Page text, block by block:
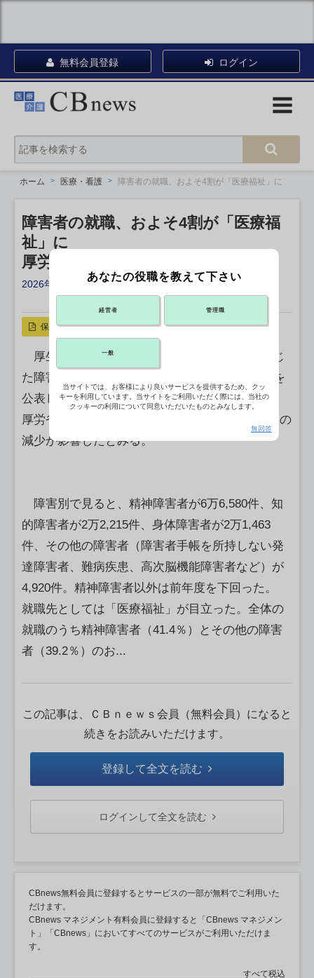
無料会員登録 ログイン
ホーム 医療・看護 障害者の就職、およそ4割が「医療福祉」に
障害者の就職、およそ4割が「医療福
祉」に
厚労省
2026年06月23日 13:49
リンクをコピー X ポスト
保存
厚生労働省は23日までに、ハローワークを通じ
た障害者の就職件数（2025年度）の取りまとめを
公表し、前年度比0.4％減の11万5,178件だった。
厚労省は、就労継続支援A型事業所への就職件数の
減少が影響したとみる。
障害別で見ると、精神障害者が6万6,580件、知
的障害者が2万2,215件、身体障害者が2万1,463
件、その他の障害者（障害者手帳を所持しない発
達障害者、難病疾患、高次脳機能障害者など）が
4,920件。精神障害者以外は前年度を下回った。
就職先としては「医療福祉」が目立った。全体の
就職のうち精神障害者（41.4％）とその他の障害
者（39.2％）のお...
この記事は、ＣＢｎｅｗｓ会員（無料会員）になると
続きをお読みいただけます。
登録して全文を読む
ログインして全文を読む
CBnews無料会員に登録するとサービスの一部が無料でご利用いた
だけます。
CBnews マネジメント有料会員に登録すると「CBnews マネジメン
ト」「CBnews」においてすべてのサービスがご利用いただけま
す。
すべて税込
あなたの役職を教えて下さい
経営者 管理職
一般
当サイトでは、お客様により良いサービスを提供するため、クッ
キーを利用しています。当サイトをご利用いただく際には、当社の
クッキーの利用について同意いただいたものとみなします。
無回答